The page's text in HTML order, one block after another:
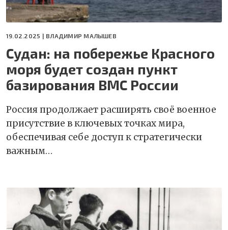
19.02.2025 | ВЛАДИМИР МАЛЫШЕВ
Судан: на побережье Красного
моря будет создан пункт
базирования ВМС России
Россия продолжает расширять своё военное
присутствие в ключевых точках мира,
обеспечивая себе доступ к стратегически
важным…